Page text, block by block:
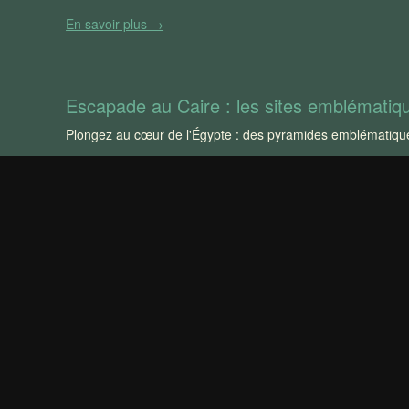
En savoir plus →
Escapade au Caire : les sites
Plongez au cœur de l'Égypte : des pyramides